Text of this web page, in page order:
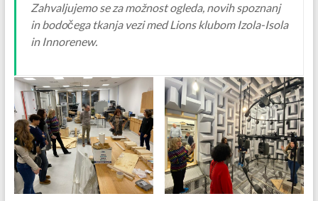
Zahvaljujemo se za možnost ogleda, novih spoznanj
in bodočega tkanja vezi med Lions klubom Izola-Isola
in Innorenew.